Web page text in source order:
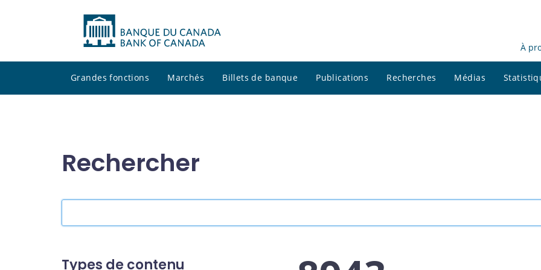
À
Grandes fonctions Marchés Billets de banque Publications Recherches Médias
Rechercher
site
Types de contenu